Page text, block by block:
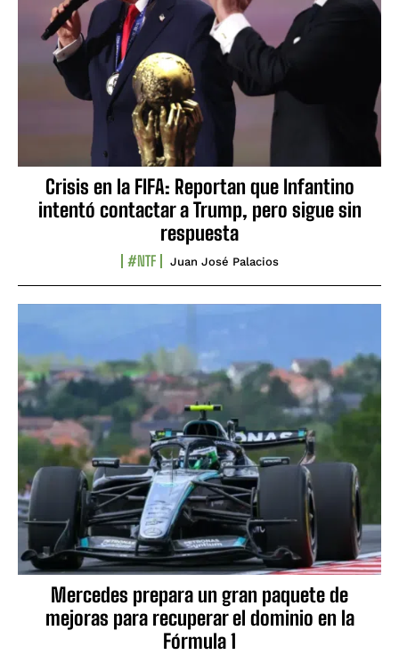
Crisis en la FIFA: Reportan que Infantino
intentó contactar a Trump, pero sigue sin
respuesta
#NTF Juan José Palacios
Mercedes prepara un gran paquete de
mejoras para recuperar el dominio en la
Fórmula 1